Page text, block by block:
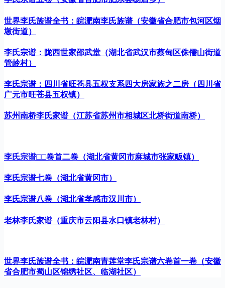
世界李氏族谱全书：皖淝南李氏族谱（安徽省合肥市包河区烟
墩街道）
李氏宗谱：陇西世家邵武堂（湖北省武汉市蔡甸区侏儒山街道
管岭村）
李氏宗谱：四川省旺苍县五权支系四大房家族之二房（四川省
广元市旺苍县五权镇）
苏州南桥李氏家谱（江苏省苏州市相城区北桥街道南桥）
李氏宗谱□□卷首二卷（湖北省黄冈市麻城市张家畈镇）
李氏宗谱七卷（湖北省黄冈市）
李氏宗谱八卷（湖北省孝感市汉川市）
老林李氏家谱（重庆市云阳县水口镇老林村）
世界李氏族谱全书：皖淝南青莲堂李氏宗谱六卷首一卷（安徽
省合肥市蜀山区锦绣社区、临湖社区）